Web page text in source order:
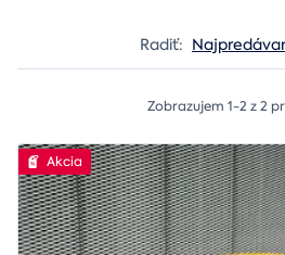
Radiť:
Zobrazujem 1-2 z 2
Akcia